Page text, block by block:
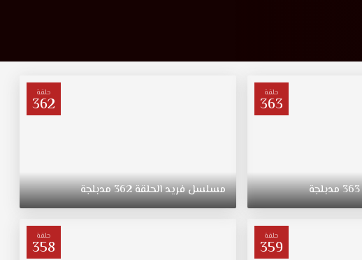
حلقة
363
363مدبلجة
حلقة
362
مسلسلفريدالحلقة362مدبلجة
حلقة
359
حلقة
358